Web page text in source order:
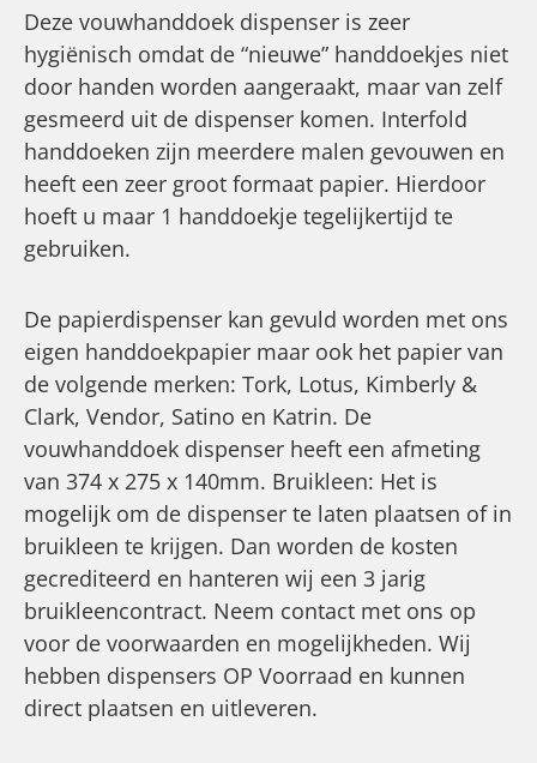
Deze vouwhanddoek dispenser is zeer
hygiënisch omdat de “nieuwe” handdoekjes niet
door handen worden aangeraakt, maar van zelf
gesmeerd uit de dispenser komen. Interfold
handdoeken zijn meerdere malen gevouwen en
heeft een zeer groot formaat papier. Hierdoor
hoeft u maar 1 handdoekje tegelijkertijd te
gebruiken.
De papierdispenser kan gevuld worden met ons
eigen handdoekpapier maar ook het papier van
de volgende merken: Tork, Lotus, Kimberly &
Clark, Vendor, Satino en Katrin. De
vouwhanddoek dispenser heeft een afmeting
van 374 x 275 x 140mm. Bruikleen: Het is
mogelijk om de dispenser te laten plaatsen of in
bruikleen te krijgen. Dan worden de kosten
gecrediteerd en hanteren wij een 3 jarig
bruikleencontract. Neem contact met ons op
voor de voorwaarden en mogelijkheden. Wij
hebben dispensers OP Voorraad en kunnen
direct plaatsen en uitleveren.